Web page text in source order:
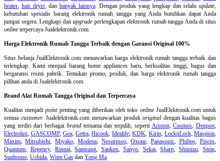
heater, hair dryer, dan banyak lainnya. Dengan produk yang lengkap dan selalu update,
kebutuhan spesialis barang elektronik rumah tangga yang Anda butuhkan dapat Anda
jumpai segera. Lengkapi danupgrade perlengkapan elektronik rumah tangga Anda di situs
online terpercaya Jualelektronik.com.
Harga Elektronik Rumah Tangga Terbaik dengan Garansi Original 100%
Situs belanjaJualElektronik.com menawarkan harga elektronik rumah tangga terbaik dan
terlengkap. Kami menjual barang home appliances baru, berkualitas tinggi, bagus dan
bergaransi resmi pabrik. Temukan promo, produk, dan harga elektronik rumah tangga
pilihan anda di Jualelektronik.com.
Brand Alat Rumah Tangga Original dan Terpercaya
Kualitas menjadipointpenting yang diberikan oleh toko onlineJualElektronik.com untuk
semua customer. Jualelektronik.com menawarkan produkoriginal dengan kualitas bagus
yang terdiri dari berbagai brandternama dan terpilih, seperti Ariston,Cosmos,Denpoo,
Electrolux, GASCOMP,Gea, Getra,Hicook, Idealife,KDK, Kirin, LocknLock,Maspion,
Maxim,Mitsubishi, Miyako,Modena, Nespresso, Oxone,Panasonic, Philips, Pisces,
Quantum, Regency, Rinnai,Samsung,Sanken, Sanyo, Sekai,Sharp,Shimizu,Stein,
Sunhouse, Uchida, Winn Gas dan Yong Ma.